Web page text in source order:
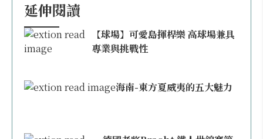
延伸閱讀
【球場】可愛島揮桿樂 高球場兼具
專業與挑戰性
海南-東方夏威夷的五大魅力